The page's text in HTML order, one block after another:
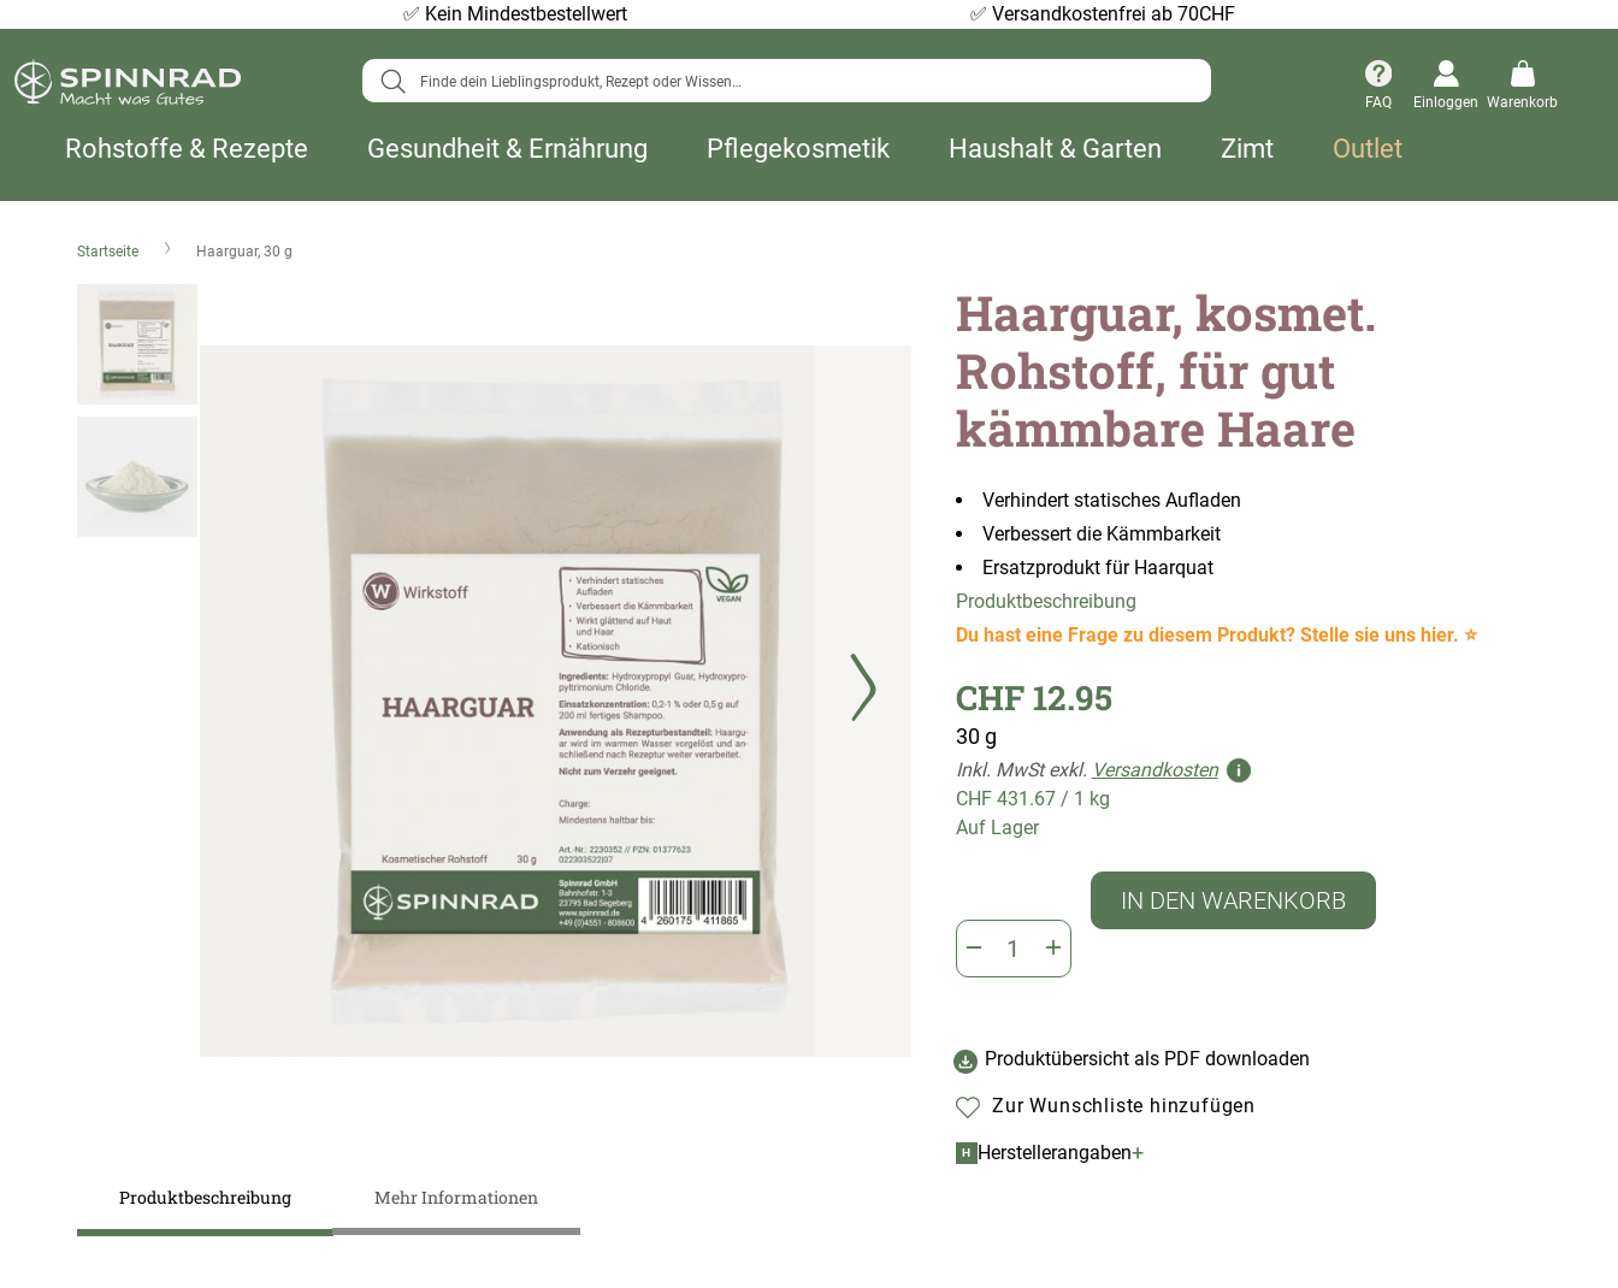
✅ Kein Mindestbestellwert ✅Versandkostenfrei ab 70CHF
Suche FAQ Einloggen Warenkorb
Rohstoffe & Rezepte Gesundheit & Ernährung Pflegekosmetik Haushalt & Garten Zimt Outlet
Startseite Haarguar, 30 g
Zum
Ende
Bildergalerie
Haarguar, kosmet.
Rohstoff, für gut
kämmbare Haare
Verhindert statisches Aufladen
Verbessert die Kämmbarkeit
Ersatzprodukt für Haarquat
Produktbeschreibung
Du hast eine Frage zu diesem Produkt? Stelle sie uns hier. ⭐
CHF 12.95
30 g
Inkl. MwSt exkl. Versandkosten
CHF 431.67/ 1 kg
Auf Lager
IN DEN WARENKORB
Produktübersicht als PDF downloaden
Zur Wunschliste hinzufügen
H Herstellerangaben+
Produktbeschreibung Mehr Informationen